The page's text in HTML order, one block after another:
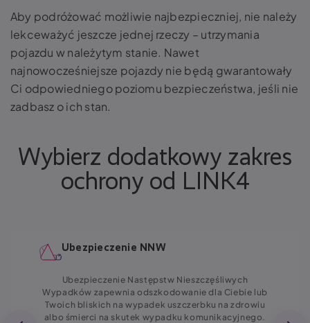
Aby podróżować możliwie najbezpieczniej, nie należy
lekceważyć jeszcze jednej rzeczy – utrzymania
pojazdu w należytym stanie. Nawet
najnowocześniejsze pojazdy nie będą gwarantowały
Ci odpowiedniego poziomu bezpieczeństwa, jeśli nie
zadbasz o ich stan.
Wybierz dodatkowy zakres
ochrony od LINK4
Ubezpieczenie NNW
Ubezpieczenie Następstw Nieszczęśliwych
Wypadków zapewnia odszkodowanie dla Ciebie lub
Twoich bliskich na wypadek uszczerbku na zdrowiu
albo śmierci na skutek wypadku komunikacyjnego.